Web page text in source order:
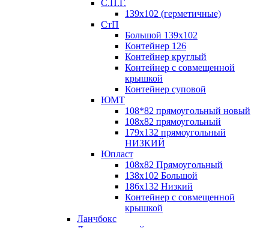
С.П.Г.
139х102 (герметичные)
СтП
Большой 139х102
Контейнер 126
Контейнер круглый
Контейнер с совмещенной
крышкой
Контейнер суповой
ЮМТ
108*82 прямоугольный новый
108х82 прямоугольный
179х132 прямоугольный
НИЗКИЙ
Юпласт
108х82 Прямоугольный
138х102 Большой
186х132 Низкий
Контейнер с совмещенной
крышкой
Ланчбокс